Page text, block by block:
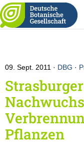
09. Sept. 2011 DBG ·
Pflanzen